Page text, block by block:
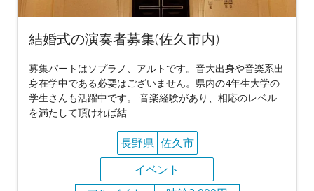
結婚式の演奏者募集(佐久市内)
募集パートはソプラノ、アルトです。音大出身や音楽系出
身在学中である必要はございません。県内の4年生大学の
学生さんも活躍中です。 音楽経験があり、相応のレベル
を満たして頂ければ結
長野県 佐久市
イベント